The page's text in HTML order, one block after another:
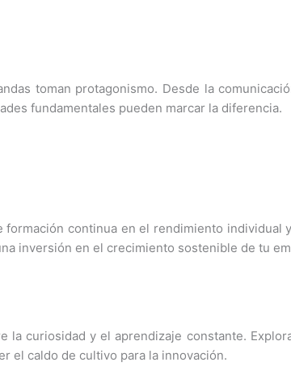
toman protagonismo. Desde la
fundamentales pueden marcar la diferencia.
continua en el rendimiento individual
inversión en el crecimiento sostenible de tu
la curiosidad y el aprendizaje constante.
el caldo de cultivo para la innovación.